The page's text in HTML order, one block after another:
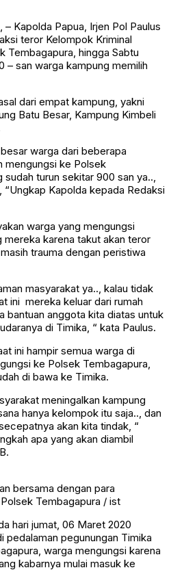
, – Kapolda Papua, Irjen Pol Paulus
teror Kelompok Kriminal
Tembagapura, hingga Sabtu
– san warga kampung memilih
dari empat kampung, yakni
Batu Besar, Kampung Kimbeli
warga dari beberapa
mengungsi ke Polsek
sudah turun sekitar 900 san ya..,
Kapolda kepada Redaksi
warga yang mengungsi
mereka karena takut akan teror
trauma dengan peristiwa
masyarakat ya.., kalau tidak
ini mereka keluar dari rumah
bantuan anggota kita diatas untuk
di Timika, “ kata Paulus.
ini hampir semua warga di
ke Polsek Tembagapura,
di bawa ke Timika.
meningalkan kampung
hanya kelompok itu saja.., dan
akan kita tindak, “
apa yang akan diambil
bersama dengan para
Tembagapura / ist
hari jumat, 06 Maret 2020
pedalaman pegunungan Timika
warga mengungsi karena
kabarnya mulai masuk ke